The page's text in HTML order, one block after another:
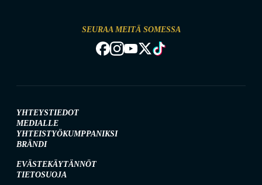
SEURAA MEITÄ SOMESSA
YHTEYSTIEDOT
MEDIALLE
YHTEISTYÖKUMPPANIKSI
BRÄNDI
EVÄSTEKÄYTÄNNÖT
TIETOSUOJA